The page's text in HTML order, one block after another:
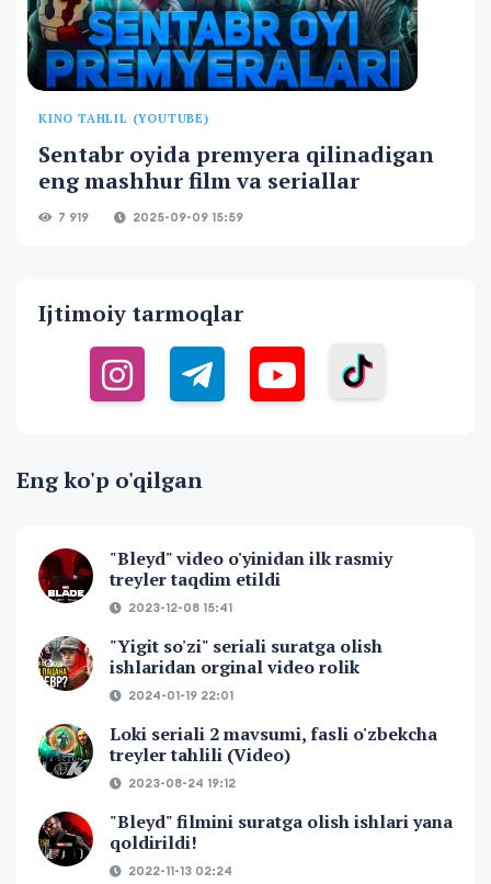
KINO TAHLIL (YOUTUBE)
Sentabr oyida premyera qilinadigan
eng mashhur film va seriallar
7 919 2025-09-09 15:59
Ijtimoiy tarmoqlar
Eng ko'p o'qilgan
"Bleyd" video o'yinidan ilk rasmiy
treyler taqdim etildi
2023-12-08 15:41
"Yigit so'zi" seriali suratga olish
ishlaridan orginal video rolik
2024-01-19 22:01
Loki seriali 2 mavsumi, fasli o'zbekcha
treyler tahlili (Video)
2023-08-24 19:12
"Bleyd" filmini suratga olish ishlari yana
qoldirildi!
2022-11-13 02:24